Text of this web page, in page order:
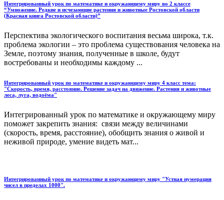
Интегрированный урок по математике и окружающему миру во 2 классе
“Умножение. Редкие и исчезающие растения и животные Ростовской области
(Красная книга Ростовской области)”
Перспектива экологического воспитания весьма широка, т.к.
проблема экологии – это проблема существования человека на
Земле, поэтому знания, полученные в школе, будут
востребованы и необходимы каждому ...
Интегрированный урок по математике и окружающему миру 4 класс тема:
"Скорость, время, расстояние. Решение задач на движение. Растения и животные
леса, луга, водоёма"
Интегрированный урок по математике и окружающему миру
поможет закрепить знания: связи между величинами
(скорость, время, расстояние), обобщить знания о живой и
неживой природе, умение видеть мат...
Интегрированный урок по математике и окружающему миру "Устная нумерация
чисел в пределах 1000".